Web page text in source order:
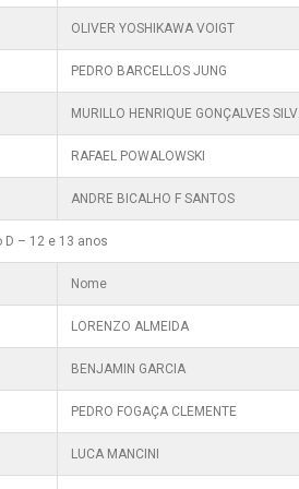
OLIVER YOSHIKAWA VOIGT
PEDRO BARCELLOS JUNG
MURILLO HENRIQUE GONÇALVES
RAFAEL POWALOWSKI
ANDRE BICALHO F SANTOS
D – 12 e 13 anos
Nome
LORENZO ALMEIDA
BENJAMIN GARCIA
PEDRO FOGAÇA CLEMENTE
LUCA MANCINI